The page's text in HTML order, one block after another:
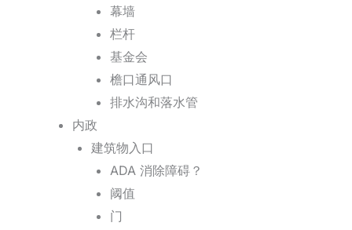
幕墙
栏杆
基金会
檐口通风口
排水沟和落水管
内政
建筑物入口
ADA 消除障碍？
阈值
门